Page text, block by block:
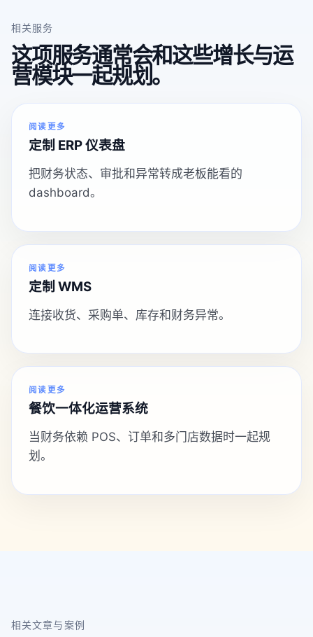
相关服务
这项服务通常会和这些增长与运
营模块一起规划。
阅读更多
定制 ERP 仪表盘
把财务状态、审批和异常转成老板能看的
dashboard。
阅读更多
定制 WMS
连接收货、采购单、库存和财务异常。
阅读更多
餐饮一体化运营系统
当财务依赖 POS、订单和多门店数据时一起规
划。
相关文章与案例